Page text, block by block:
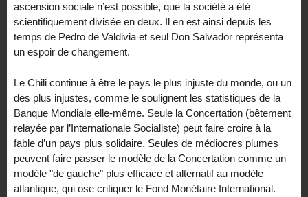
ascension sociale n’est possible, que la société a été
scientifiquement divisée en deux. Il en est ainsi depuis les
temps de Pedro de Valdivia et seul Don Salvador représenta
un espoir de changement.
Le Chili continue à être le pays le plus injuste du monde, ou un
des plus injustes, comme le soulignent les statistiques de la
Banque Mondiale elle-même. Seule la Concertation (bêtement
relayée par l’Internationale Socialiste) peut faire croire à la
fable d’un pays plus solidaire. Seules de médiocres plumes
peuvent faire passer le modèle de la Concertation comme un
modèle "de gauche" plus efficace et alternatif au modèle
atlantique, qui ose critiquer le Fond Monétaire International.